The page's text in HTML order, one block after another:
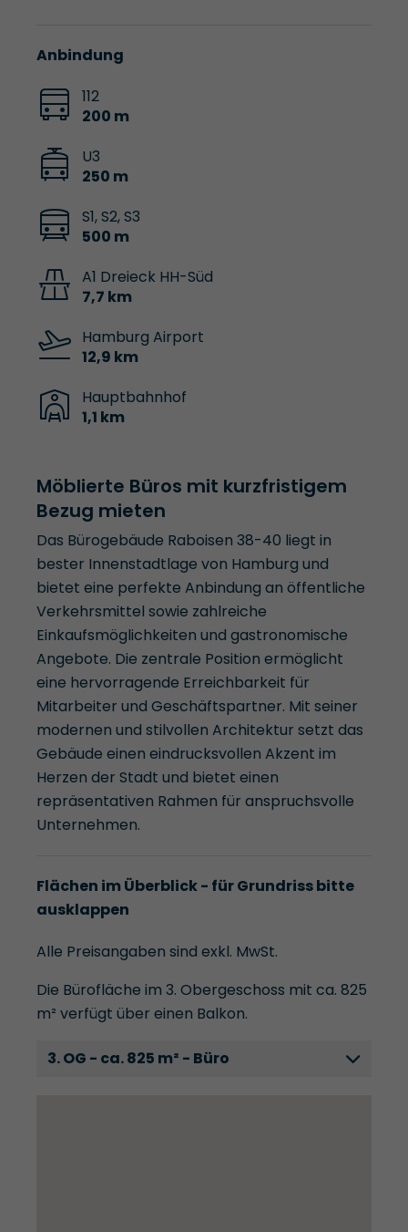
Anbindung
112
200 m
U3
250 m
S1, S2, S3
500 m
A1 Dreieck HH-Süd
7,7 km
Hamburg Airport
12,9 km
Hauptbahnhof
1,1 km
Möblierte Büros mit kurzfristigem
Bezug mieten
Das Bürogebäude Raboisen 38-40 liegt in
bester Innenstadtlage von Hamburg und
bietet eine perfekte Anbindung an öffentliche
Verkehrsmittel sowie zahlreiche
Einkaufsmöglichkeiten und gastronomische
Angebote. Die zentrale Position ermöglicht
eine hervorragende Erreichbarkeit für
Mitarbeiter und Geschäftspartner. Mit seiner
modernen und stilvollen Architektur setzt das
Gebäude einen eindrucksvollen Akzent im
Herzen der Stadt und bietet einen
repräsentativen Rahmen für anspruchsvolle
Unternehmen.
Flächen im Überblick - für Grundriss bitte
ausklappen
Alle Preisangaben sind exkl. MwSt.
Die Bürofläche im 3. Obergeschoss mit ca. 825
m² verfügt über einen Balkon.
3. OG - ca. 825 m² - Büro